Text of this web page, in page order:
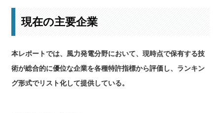
現在の主要企業
本レポートでは、風力発電分野において、現時点で保有する技
術が総合的に優位な企業を各種特許指標から評価し、ランキン
グ形式でリスト化して提供している。